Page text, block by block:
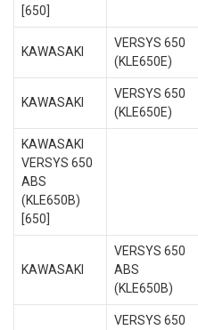
[650]
KAWASAKI
VERSYS 650
(KLE650E)
KAWASAKI
VERSYS 650
(KLE650E)
KAWASAKI
VERSYS 650
ABS
(KLE650B)
[650]
KAWASAKI
VERSYS 650
ABS
(KLE650B)
VERSYS 650